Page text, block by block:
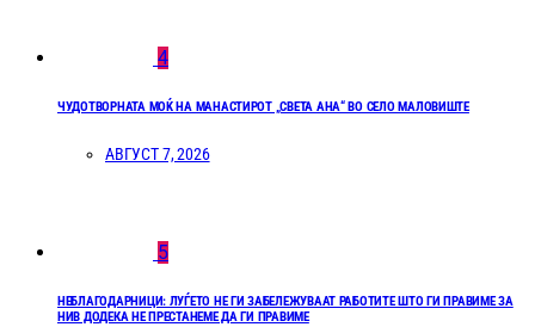
4
ЧУДОТВОРНАТА МОЌ НА МАНАСТИРОТ „СВЕТА АНА“ ВО СЕЛО МАЛОВИШТЕ
АВГУСТ 7, 2026
5
НЕБЛАГОДАРНИЦИ: ЛУЃЕТО НЕ ГИ ЗАБЕЛЕЖУВААТ РАБОТИТЕ ШТО ГИ ПРАВИМЕ ЗА
НИВ ДОДЕКА НЕ ПРЕСТАНЕМЕ ДА ГИ ПРАВИМЕ